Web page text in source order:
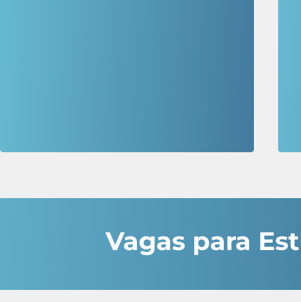
Vagas para